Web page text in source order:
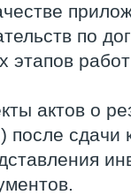
по
этапов
актов о
сдачи